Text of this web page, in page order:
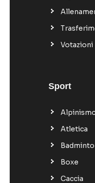
Votazioni
Sport
Atletica
Boxe
Caccia